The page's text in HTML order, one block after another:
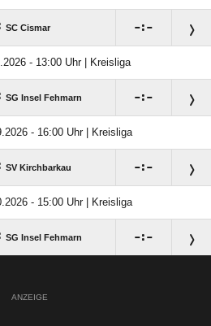
SC Cismar :
- 13:00 Uhr | Kreisliga
SG Insel Fehmarn :
- 16:00 Uhr | Kreisliga
SV Kirchbarkau :
- 15:00 Uhr | Kreisliga
SG Insel Fehmarn :
ANZEIGE